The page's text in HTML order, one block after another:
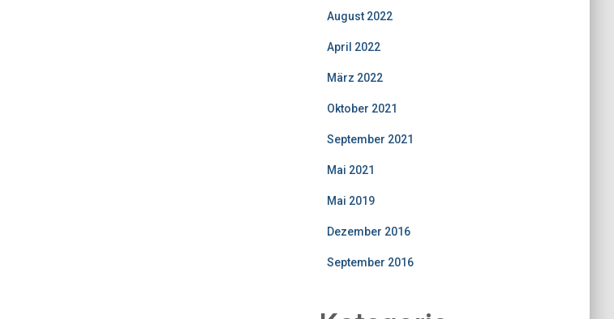
August 2022
April 2022
März 2022
Oktober 2021
September 2021
Mai 2021
Mai 2019
Dezember 2016
September 2016